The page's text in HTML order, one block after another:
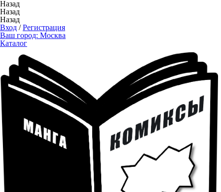
Назад
Назад
Назад
Вход /Регистрация
Ваш город: Москва
Каталог